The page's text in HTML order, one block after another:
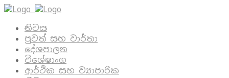
නිවස
පුවත් සහ වාර්තා
දේශපාලන
විශේෂාංග
ආර්ථික සහ ව්‍යාපාරික